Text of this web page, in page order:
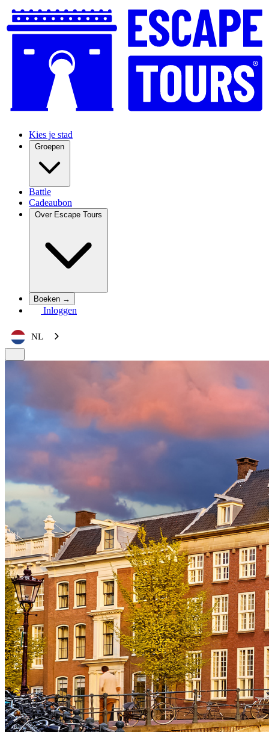
Kies je stad
Groepen
Battle
Cadeaubon
Over Escape Tours
Boeken →
Inloggen
NL